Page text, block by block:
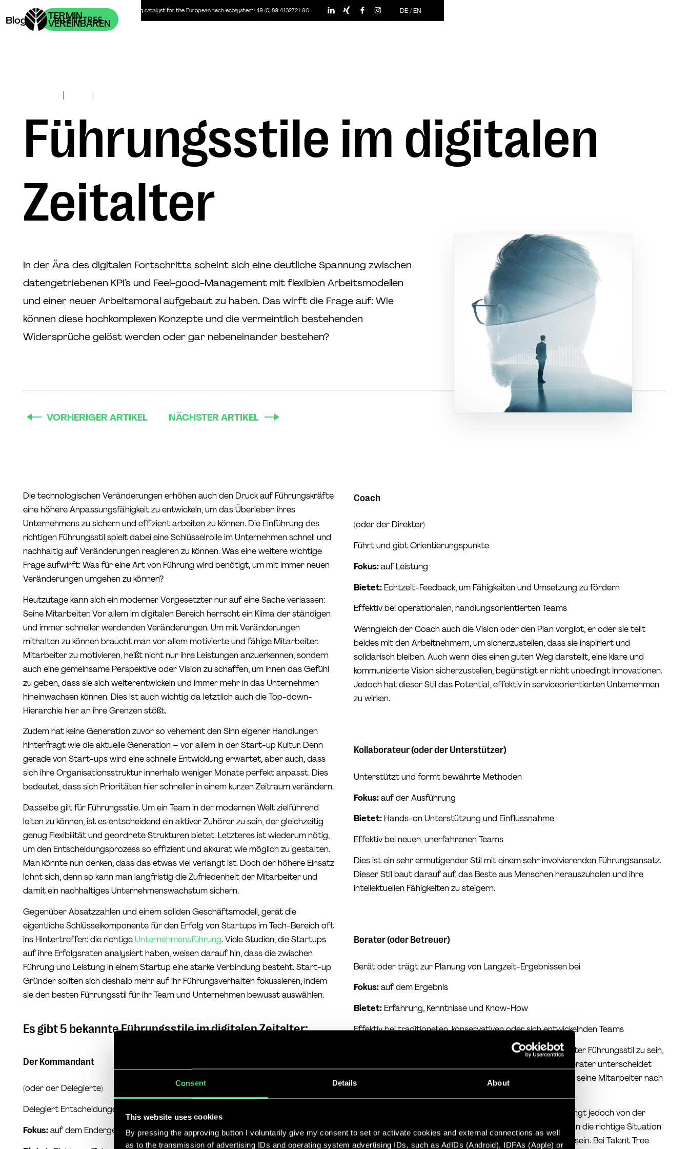
Consent Details About
This website uses cookies
By pressing the approving button I voluntarily give my consent to set or activate cookies and external connections as well
as to the transmission of advertising IDs and operating system advertising IDs, such as AdIDs (Android), IDFAs (Apple) or
Headhunter | Personalberatung | The recruiting catalyst for the European tech ecosystem+49 (0) 89 4132721 60 DE /EN
Blog TERMIN
VEREINBAREN
| |
Führungsstile im digitalen
Zeitalter
In der Ära des digitalen Fortschritts scheint sich eine deutliche Spannung zwischen
datengetriebenen KPI’s und Feel-good-Management mit flexiblen Arbeitsmodellen
und einer neuer Arbeitsmoral aufgebaut zu haben. Das wirft die Frage auf: Wie
können diese hochkomplexen Konzepte und die vermeintlich bestehenden
Widersprüche gelöst werden oder gar nebeneinander bestehen?
VORHERIGER ARTIKEL NÄCHSTER ARTIKEL
Die technologischen Veränderungen erhöhen auch den Druck auf Führungskräfte
eine höhere Anpassungsfähigkeit zu entwickeln, um das Überleben ihres
Unternehmens zu sichern und effizient arbeiten zu können. Die Einführung des
richtigen Führungsstil spielt dabei eine Schlüsselrolle im Unternehmen schnell und
nachhaltig auf Veränderungen reagieren zu können. Was eine weitere wichtige
Frage aufwirft: Was für eine Art von Führung wird benötigt, um mit immer neuen
Veränderungen umgehen zu können?
Heutzutage kann sich ein moderner Vorgesetzter nur auf eine Sache verlassen:
Seine Mitarbeiter. Vor allem im digitalen Bereich herrscht ein Klima der ständigen
und immer schneller werdenden Veränderungen. Um mit Veränderungen
mithalten zu können braucht man vor allem motivierte und fähige Mitarbeiter.
Mitarbeiter zu motivieren, heißt nicht nur ihre Leistungen anzuerkennen, sondern
auch eine gemeinsame Perspektive oder Vision zu schaffen, um ihnen das Gefühl
zu geben, dass sie sich weiterentwickeln und immer mehr in das Unternehmen
hineinwachsen können. Dies ist auch wichtig da letztlich auch die Top-down-
Hierarchie hier an ihre Grenzen stößt.
Zudem hat keine Generation zuvor so vehement den Sinn eigener Handlungen
hinterfragt wie die aktuelle Generation – vor allem in der Start-up Kultur. Denn
gerade von Start-ups wird eine schnelle Entwicklung erwartet, aber auch, dass
sich ihre Organisationsstruktur innerhalb weniger Monate perfekt anpasst. Dies
bedeutet, dass sich Prioritäten hier schneller in einem kurzen Zeitraum verändern.
Dasselbe gilt für Führungsstile. Um ein Team in der modernen Welt zielführend
leiten zu können, ist es entscheidend ein aktiver Zuhörer zu sein, der gleichzeitig
genug Flexibilität und geordnete Strukturen bietet. Letzteres ist wiederum nötig,
um den Entscheidungsprozess so effizient und akkurat wie möglich zu gestalten.
Man könnte nun denken, dass das etwas viel verlangt ist. Doch der höhere Einsatz
lohnt sich, denn so kann man langfristig die Zufriedenheit der Mitarbeiter und
damit ein nachhaltiges Unternehmenswachstum sichern.
Gegenüber Absatzzahlen und einem soliden Geschäftsmodell, gerät die
eigentliche Schlüsselkomponente für den Erfolg von Startups im Tech-Bereich oft
ins Hintertreffen: die richtigeUnternehmensführung. Viele Studien, die Startups
auf ihre Erfolgsraten analysiert haben, weisen darauf hin, dass die zwischen
Führung und Leistung in einem Startup eine starke Verbindung besteht. Start-up
Gründer sollten sich deshalb mehr auf ihr Führungsverhalten fokussieren, indem
sie den besten Führungsstil für ihr Team und Unternehmen bewusst auswählen.
Es gibt 5 bekannte Führungsstile im digitalen Zeitalter:
Der Kommandant
(oder der Delegierte)
Delegiert Entscheidungen und Aufgaben
Fokus:auf dem Endergebnis
Coach
(oder der Direktor)
Führt und gibt Orientierungspunkte
Fokus:auf Leistung
Bietet:Echtzeit-Feedback, um Fähigkeiten und Umsetzung zu fördern
Effektiv bei operationalen, handlungsorientierten Teams
Wenngleich der Coach auch die Vision oder den Plan vorgibt, er oder sie teilt
beides mit den Arbeitnehmern, um sicherzustellen, dass sie inspiriert und
solidarisch bleiben. Auch wenn dies einen guten Weg darstellt, eine klare und
kommunizierte Vision sicherzustellen, begünstigt er nicht unbedingt Innovationen.
Jedoch hat dieser Stil das Potential, effektiv in serviceorientierten Unternehmen
zu wirken.
Kollaborateur (oder der Unterstützer)
Unterstützt und formt bewährte Methoden
Fokus:auf der Ausführung
Bietet:Hands-on Unterstützung und Einflussnahme
Effektiv bei neuen, unerfahrenen Teams
Dies ist ein sehr ermutigender Stil mit einem sehr involvierenden Führungsansatz.
Dieser Stil baut darauf auf, das Beste aus Menschen herauszuholen und ihre
intellektuellen Fähigkeiten zu steigern.
Berater (oder Betreuer)
Berät oder trägt zur Planung von Langzeit-Ergebnissen bei
Fokus:auf dem Ergebnis
Bietet:Erfahrung, Kenntnisse und Know-How
Effektiv bei traditionellen, konservativen oder sich entwickelnden Teams
Dieser Stil ist bekannt dafür, ein extrem aufgabenorientierter Führungsstil zu sein,
der sich vehement auf das Endergebnis fokussiert. Den Berater unterscheidet
eine Sache vom Kommandant, und zwar, dass der Berater seine Mitarbeiter nach
Wie diese Führungsstile am besten eingesetzt werden, hängt jedoch von der
Branche ab, – genau wie der benötigte Führungsstil sich an die richtige Situation
anpassen sollte. Das kann natürlich eine knifflige Aufgabe sein. Bei Talent Tree